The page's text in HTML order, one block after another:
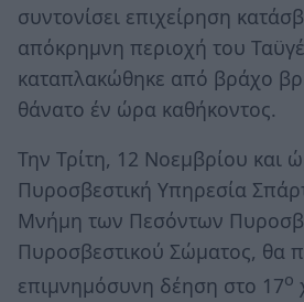
συντονίσει επιχείρηση
απόκρημνη περιοχή του
καταπλακώθηκε από βράχο
θάνατο έν ώρα καθήκοντος.
Την Τρίτη, 12 Νοεμβρίου και
Πυροσβεστική Υπηρεσία
Μνήμη των Πεσόντων
Πυροσβεστικού Σώματος, θα
επιμνημόσυνη δέηση στο 17ο